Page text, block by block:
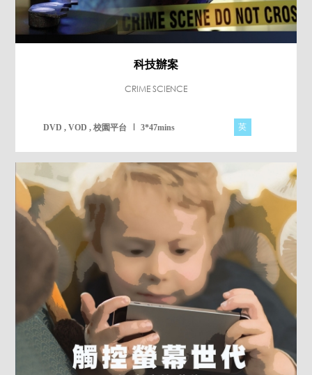
科技辦案
CRIME SCIENCE
DVD , VOD , 校園平台 3*47mins 英